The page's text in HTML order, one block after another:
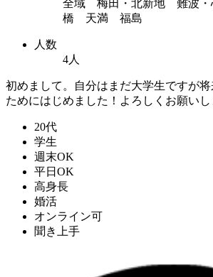
全域 梅田・北新地 難波
橋 天満 福島
人数
4人
初めまして。自分はまだ大学生ですが
ためにはじめました！よろしくお願いし
20代
学生
週末OK
平日OK
高身長
婚活
オンライン可
聞き上手